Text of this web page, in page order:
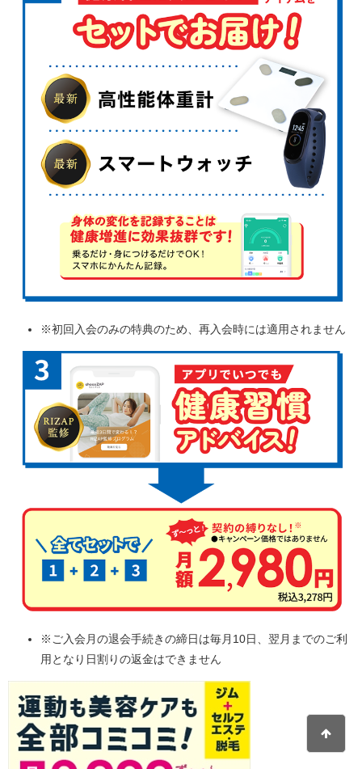
※初回入会のみの特典のため、再入会時には適用されません
※ご入会月の退会手続きの締日は毎月10日、翌月までのご利
用となり日割りの返金はできません